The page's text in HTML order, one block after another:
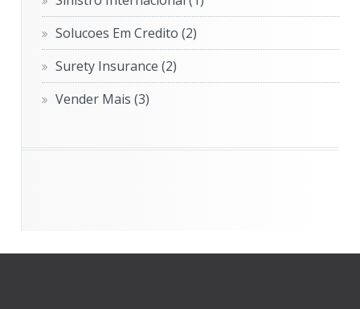
Solucoes Em Credito(2)
Surety Insurance(2)
Vender Mais(3)